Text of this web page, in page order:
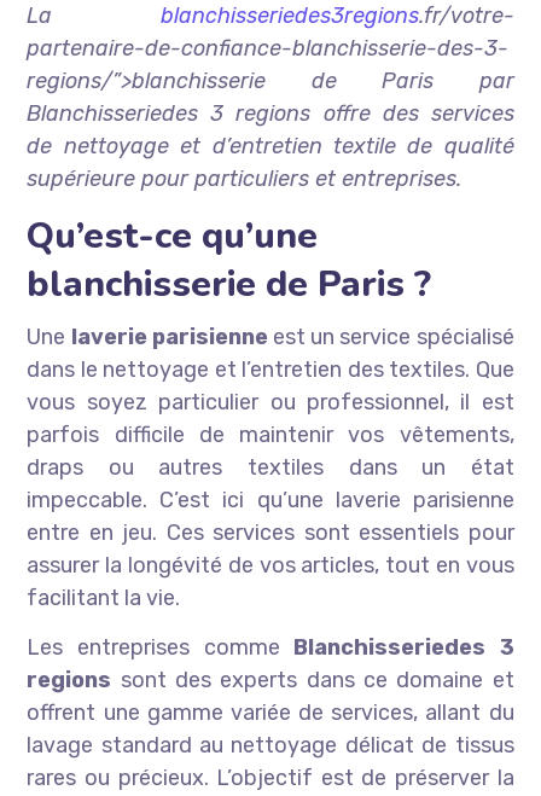
La blanchisseriedes3regions.fr/votre-
partenaire-de-confiance-blanchisserie-des-3-
regions/”>blanchisserie de Paris par
Blanchisseriedes 3 regions offre des services
de nettoyage et d’entretien textile de qualité
supérieure pour particuliers et entreprises.
Qu’est-ce qu’une
blanchisserie de Paris ?
Une laverie parisienne est un service spécialisé
dans le nettoyage et l’entretien des textiles. Que
vous soyez particulier ou professionnel, il est
parfois difficile de maintenir vos vêtements,
draps ou autres textiles dans un état
impeccable. C’est ici qu’une laverie parisienne
entre en jeu. Ces services sont essentiels pour
assurer la longévité de vos articles, tout en vous
facilitant la vie.
Les entreprises comme Blanchisseriedes 3
regions sont des experts dans ce domaine et
offrent une gamme variée de services, allant du
lavage standard au nettoyage délicat de tissus
rares ou précieux. L’objectif est de préserver la